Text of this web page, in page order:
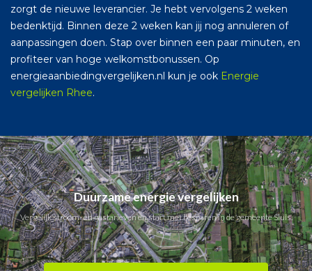
zorgt de nieuwe leverancier. Je hebt vervolgens 2 weken
bedenktijd. Binnen deze 2 weken kan jij nog annuleren of
aanpassingen doen. Stap over binnen een paar minuten, en
profiteer van hoge welkomstbonussen. Op
energieaanbiedingvergelijken.nl kun je ook Energie
vergelijken Rhee.
Duurzame energie vergelijken
Vergelijk stroom- en gastarieven en start met besparen in de gemeente Sluis.